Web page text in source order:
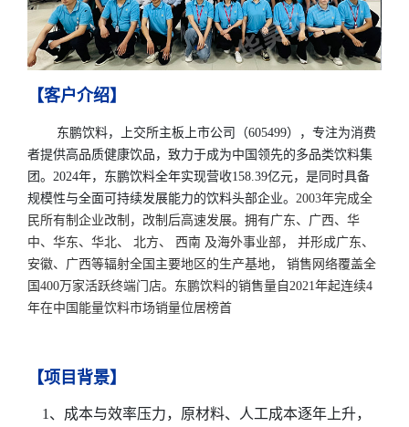
【客户介绍】
东鹏饮料，上交所主板上市公司（605499），专注为消费
者提供高品质健康饮品，致力于成为中国领先的多品类饮料集
团。2024年，东鹏饮料全年实现营收158.39亿元，是同时具备
规模性与全面可持续发展能力的饮料头部企业。 2003年完成全
民所有制企业改制，改制后高速发展。 拥有广东、广西、华
中、华东、 华北、 北方、 西南 及海外事业部，
并形成广东、
安徽、广西等辐射全国主要地区的生产基地，
销售网络覆盖全
国 400万家活跃终端门店。 东鹏饮料的销售量 自2021年起连续4
年在中国能量饮料市场销量位居榜首
【项目背景】
1、成本与效率压力，原材料、人工成本逐年上升，